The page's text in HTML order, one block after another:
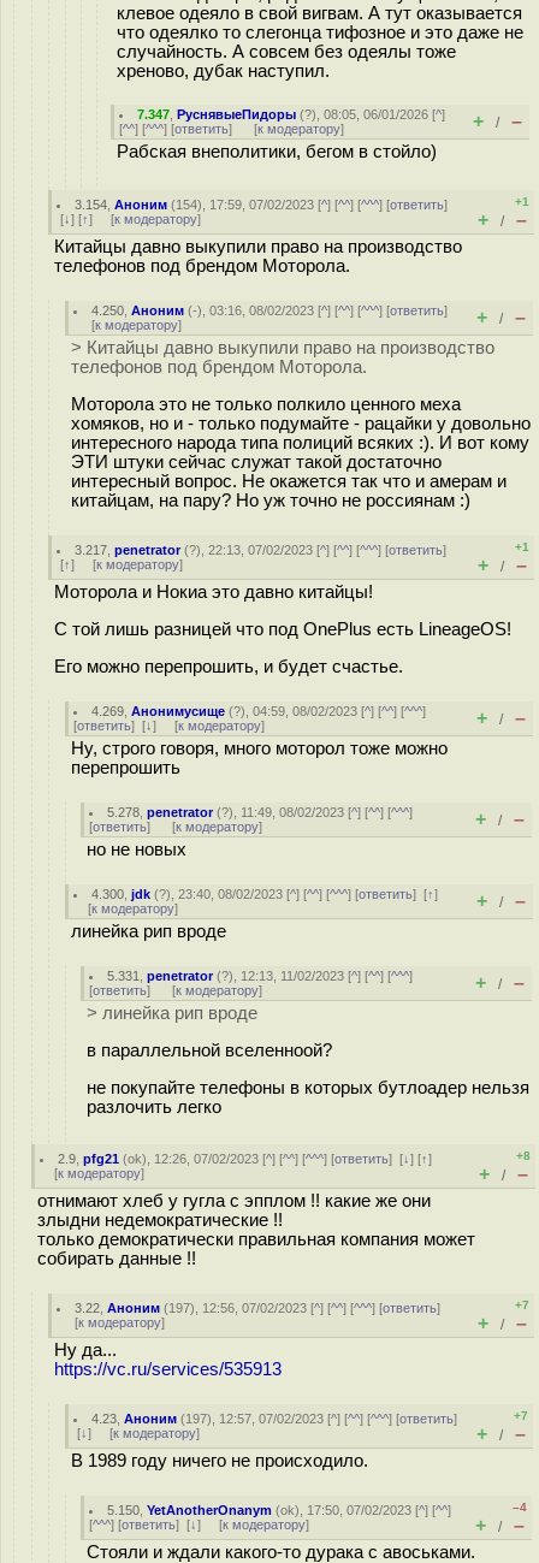
клевое одеяло в свой вигвам. А тут оказывается
что одеялко то слегонца тифозное и это даже не
случайность. А совсем без одеялы тоже
хреново, дубак наступил.
7.347 ,РуснявыеПидоры (?), 08:05, 06/01/2026 [^]
[^^] [^^^] [ответить] [к модератору] + / –
Рабская внеполитики, бегом в стойло)
3.154 ,Аноним (154), 17:59, 07/02/2023 [^] [^^] [^^^] [ответить]
[↓] [↑] [к модератору]
+1
+ / –
Китайцы давно выкупили право на производство
телефонов под брендом Моторола.
4.250 ,Аноним (-), 03:16, 08/02/2023 [^] [^^] [^^^] [ответить]
[к модератору] + / –
> Китайцы давно выкупили право на производство
телефонов под брендом Моторола.
Моторола это не только полкило ценного меха
хомяков, но и - только подумайте - рацайки у довольно
интересного народа типа полиций всяких :). И вот кому
ЭТИ штуки сейчас служат такой достаточно
интересный вопрос. Не окажется так что и амерам и
китайцам, на пару? Но уж точно не россиянам :)
3.217 ,penetrator(?), 22:13, 07/02/2023 [^] [^^] [^^^] [ответить]
[↑] [к модератору]
+1
+ / –
Моторола и Нокиа это давно китайцы!
С той лишь разницей что под OnePlus есть LineageOS!
Его можно перепрошить, и будет счастье.
4.269 ,Анонимусище (?), 04:59, 08/02/2023 [^] [^^] [^^^]
[ответить] [↓] [к модератору] + / –
Ну, строго говоря, много моторол тоже можно
перепрошить
5.278 ,penetrator(?), 11:49, 08/02/2023 [^] [^^] [^^^]
[ответить] [к модератору] + / –
но не новых
4.300 ,jdk (?), 23:40, 08/02/2023 [^] [^^] [^^^] [ответить][↑]
[к модератору] + / –
линейка рип вроде
5.331 ,penetrator(?), 12:13, 11/02/2023 [^] [^^] [^^^]
[ответить] [к модератору] + / –
> линейка рип вроде
в параллельной вселенноой?
не покупайте телефоны в которых бутлоадер нельзя
разлочить легко
2.9 ,pfg21 (ok), 12:26, 07/02/2023 [^] [^^] [^^^] [ответить][↓] [↑]
[к модератору]
+8
+ / –
отнимают хлеб у гугла с эпплом !! какие же они
злыдни недемократические !!
только демократически правильная компания может
собирать данные !!
3.22 ,Аноним (197), 12:56, 07/02/2023 [^] [^^] [^^^] [ответить]
[к модератору]
+7
+ / –
Ну да...
https://vc.ru/services/535913
4.23 ,Аноним (197), 12:57, 07/02/2023 [^] [^^] [^^^] [ответить]
[↓] [к модератору]
+7
+ / –
В 1989 году ничего не происходило.
5.150 ,YetAnotherOnanym (ok), 17:50, 07/02/2023 [^] [^^]
[^^^] [ответить] [↓] [к модератору]
–4
+ / –
Стояли и ждали какого-то дурака с авоськами.